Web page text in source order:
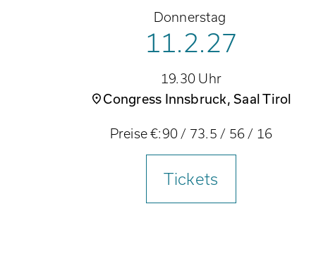
Donnerstag
11.2.27
19.30 Uhr
Congress Innsbruck, Saal Tirol
Preise €:90 / 73.5 / 56 / 16
Tickets